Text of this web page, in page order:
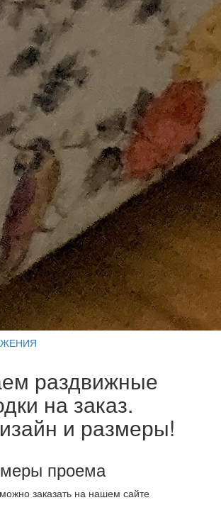
раздвижные
на заказ.
и размеры!
проема
заказать на нашем сайте